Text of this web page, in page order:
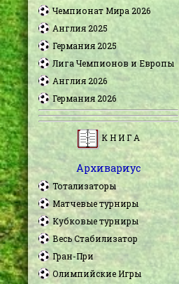
Чемпионат Мира 2026
Англия 2025
Германия 2025
Лига Чемпионов и Европы
Англия 2026
Германия 2026
К Н И Г А
Архивариус
Тотализаторы
Матчевые турниры
Кубковые турниры
Весь Стабилизатор
Гран-При
Олимпийские Игры